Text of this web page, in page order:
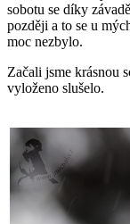
sobotu se díky
později a to se u
moc nezbylo.
Začali jsme krásnou
vyloženo slušelo.